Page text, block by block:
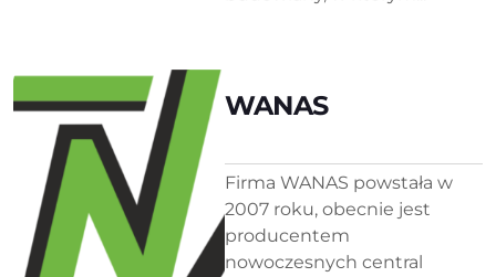
WANAS
Firma WANAS powstała w
2007 roku, obecnie jest
producentem
nowoczesnych central